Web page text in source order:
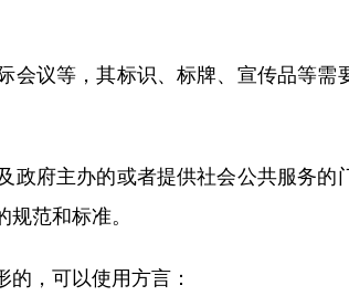
等，其标识、标牌、宣传品等需
主办的或者提供社会公共服务的
范和标准。
，可以使用方言：